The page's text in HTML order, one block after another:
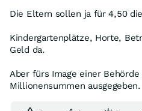
Die Eltern sollen ja für 4,50
Kindergartenplätze, Horte,
Geld da.
Aber fürs Image einer
Millionensummen ausgegeben.